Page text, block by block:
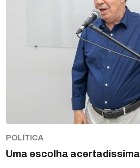
POLÍTICA
Uma escolha acertadíssima